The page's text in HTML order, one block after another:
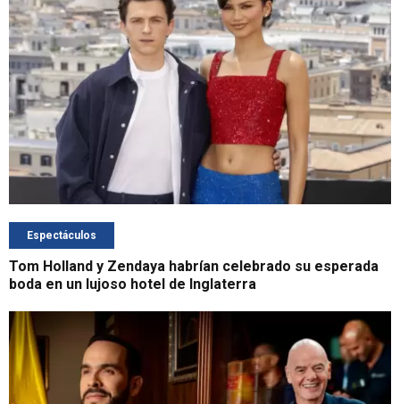
Espectáculos
Tom Holland y Zendaya habrían celebrado su esperada
boda en un lujoso hotel de Inglaterra